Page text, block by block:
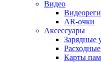
Видео
AR-очки
Аксессуары
Зарядные
Карты